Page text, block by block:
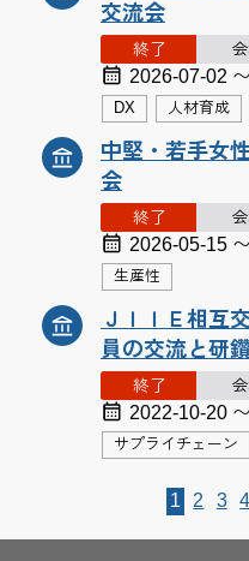
交流会
終了
2026-07-02
DX 人材育成
中堅・若手女
会
終了
2026-05-15
生産性
ＪＩＩＥ相互
員の交流と研
終了
2022-10-20
サプライチェーン
1 2 3 4